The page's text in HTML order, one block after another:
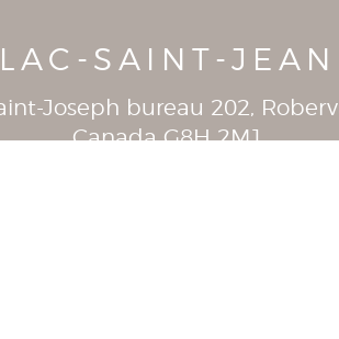
LAC-SAINT-JEAN
Joseph bureau 202,
Canada G8H 2M1